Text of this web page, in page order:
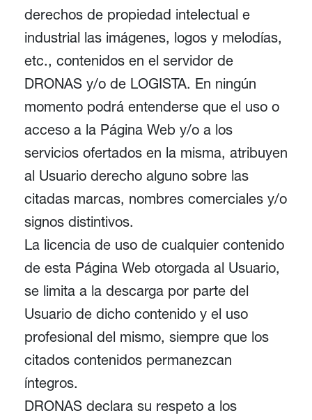
derechos de propiedad intelectual e
industrial las imágenes, logos y melodías,
etc., contenidos en el servidor de
DRONAS y/o de LOGISTA. En ningún
momento podrá entenderse que el uso o
acceso a la Página Web y/o a los
servicios ofertados en la misma, atribuyen
al Usuario derecho alguno sobre las
citadas marcas, nombres comerciales y/o
signos distintivos.
La licencia de uso de cualquier contenido
de esta Página Web otorgada al Usuario,
se limita a la descarga por parte del
Usuario de dicho contenido y el uso
profesional del mismo, siempre que los
citados contenidos permanezcan
íntegros.
DRONAS declara su respeto a los